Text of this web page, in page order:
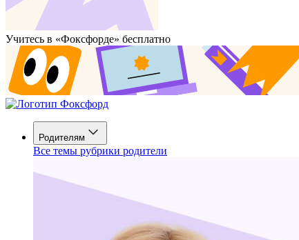
Учитесь в «Фоксфорде» бесплатно
Родителям
Все темы рубрики родители